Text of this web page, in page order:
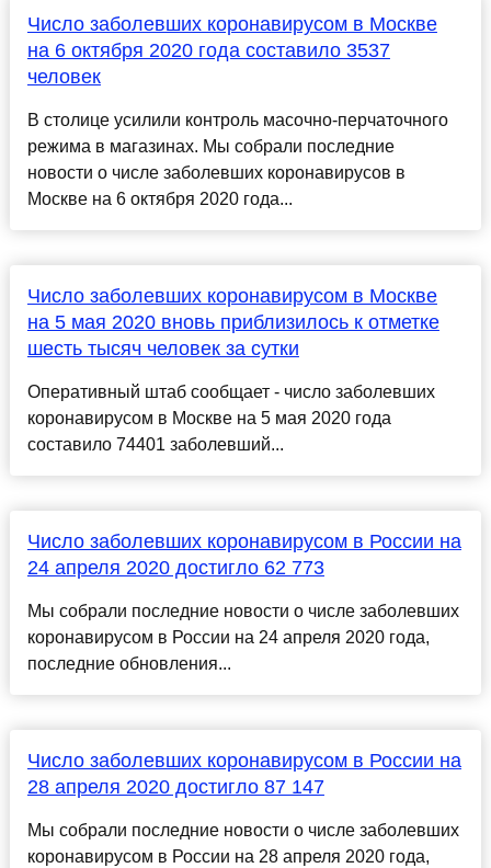
Число заболевших коронавирусом в Москве
на 6 октября 2020 года составило 3537
человек
В столице усилили контроль масочно-перчаточного
режима в магазинах. Мы собрали последние
новости о числе заболевших коронавирусов в
Москве на 6 октября 2020 года...
Число заболевших коронавирусом в Москве
на 5 мая 2020 вновь приблизилось к отметке
шесть тысяч человек за сутки
Оперативный штаб сообщает - число заболевших
коронавирусом в Москве на 5 мая 2020 года
составило 74401 заболевший...
Число заболевших коронавирусом в России на
24 апреля 2020 достигло 62 773
Мы собрали последние новости о числе заболевших
коронавирусом в России на 24 апреля 2020 года,
последние обновления...
Число заболевших коронавирусом в России на
28 апреля 2020 достигло 87 147
Мы собрали последние новости о числе заболевших
коронавирусом в России на 28 апреля 2020 года,